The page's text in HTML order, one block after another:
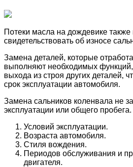
Потеки масла на дождевике также
свидетельствовать об износе
Замена деталей, которые
выполняют необходимых
выхода из строя других деталей,
срок эксплуатации автомобиля.
Замена сальников коленвала не
эксплуатации или общего пробега.
Условий эксплуатации.
Возраста автомобиля.
Стиля вождения.
Периодов обслуживания и
двигателя.